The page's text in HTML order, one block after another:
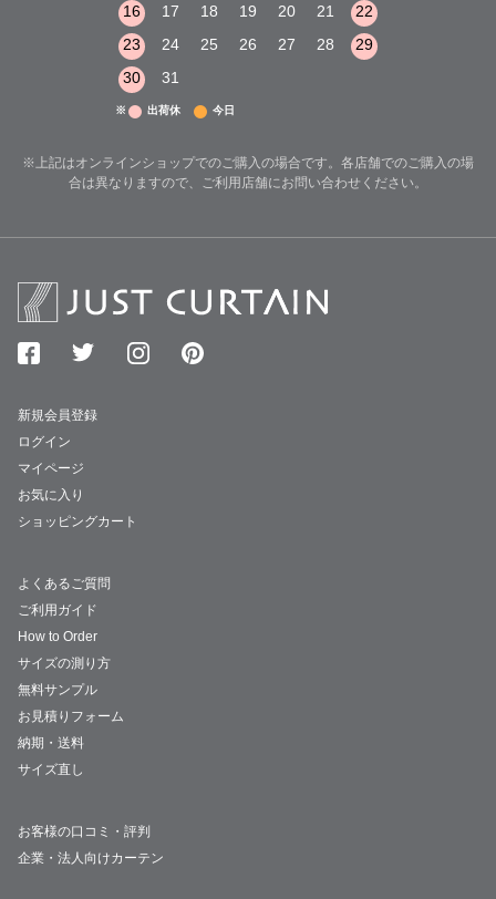
16
17 18 19 20 21
22
23
24 25 26 27 28
29
30
31
※ 出荷休 今日
※上記はオンラインショップでのご購入の場合です。各店舗でのご購入の場
合は異なりますので、ご利用店舗にお問い合わせください。
新規会員登録
ログイン
マイページ
お気に入り
ショッピングカート
よくあるご質問
ご利用ガイド
How to Order
サイズの測り方
無料サンプル
お見積りフォーム
納期・送料
サイズ直し
お客様の口コミ・評判
企業・法人向けカーテン